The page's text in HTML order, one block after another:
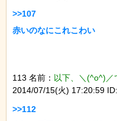
>>107
113 名前： 以下、＼(^o^)／
2014/07/15(火) 17:20:59
>>112